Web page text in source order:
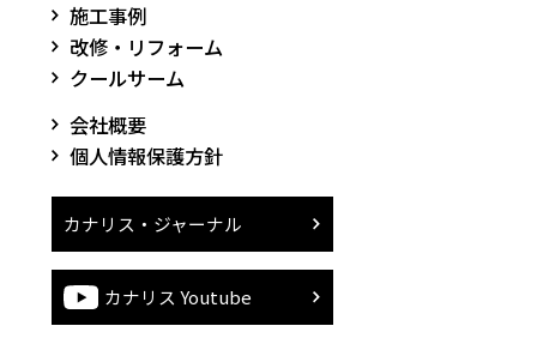
施工事例
改修・リフォーム
クールサーム
会社概要
個人情報保護方針
カナリス・ジャーナル
カナリス Youtube